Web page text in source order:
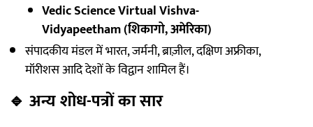
Vedic Science Virtual Vishva-
Vidyapeetham (शिकागो, अमेरिका)
संपादकीय मंडल में भारत, जर्मनी, ब्राज़ील, दक्षिण अफ्रीका,
मॉरीशस आदि देशों के विद्वान शामिल हैं।
🔹 अन्य शोध-पत्रों का सार